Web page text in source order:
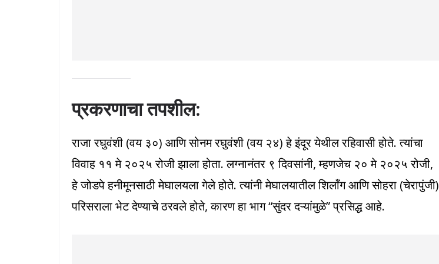
प्रकरणाचा तपशील:
राजा रघुवंशी (वय ३०) आणि सोनम रघुवंशी (वय २४) हे इंदूर येथील रहिवासी होते. त्यांचा
विवाह ११ मे २०२५ रोजी झाला होता. लग्नानंतर ९ दिवसांनी, म्हणजेच २० मे २०२५ रोजी,
हे जोडपे हनीमूनसाठी मेघालयला गेले होते. त्यांनी मेघालयातील शिलॉंग आणि सोहरा (चेरापुंजी)
परिसराला भेट देण्याचे ठरवले होते, कारण हा भाग “सुंदर दऱ्यांमुळे” प्रसिद्ध आहे.